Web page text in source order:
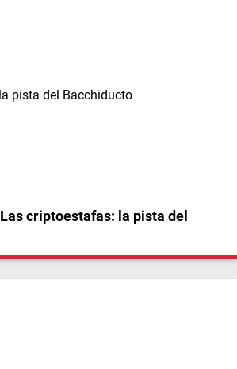
Las criptoestafas: la pista del